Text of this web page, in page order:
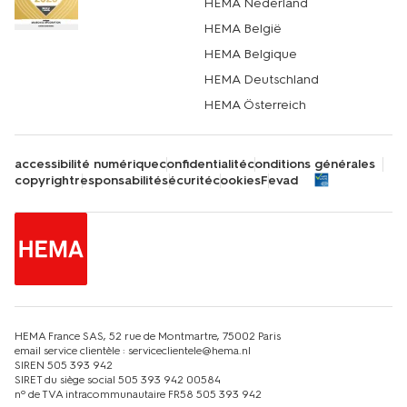
vos préférées, à les imprimer et à les encadrer. Vous
verrez, c’est garanti : vous ne le regretterez pas.
HEMA België
HEMA Belgique
HEMA Deutschland
HEMA Österreich
accessibilité numériqueconfidentialitéconditions générales
copyrightresponsabilitésécuritécookiesFevad
HEMA France SAS, 52 rue de Montmartre, 75002 Paris
email service clientèle : serviceclientele@hema.nl
SIREN 505 393 942
SIRET du siège social 505 393 942 00584
nº de TVA intracommunautaire FR58 505 393 942